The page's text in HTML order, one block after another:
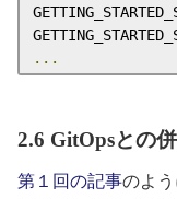
...
2.6 GitOpsとの
第１回の記事のよ